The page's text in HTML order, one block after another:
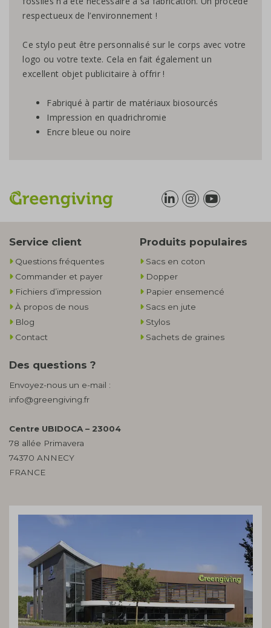
respectueux de l’environnement !
Ce stylo peut être personnalisé sur le corps avec votre
logo ou votre texte. Cela en fait également un
excellent objet publicitaire à offrir !
Fabriqué à partir de matériaux biosourcés
Impression en quadrichromie
Encre bleue ou noire
Service client
Questions fréquentes
Commander et payer
Fichiers d’impression
À propos de nous
Blog
Contact
Produits populaires
Sacs en coton
Dopper
Papier ensemencé
Sacs en jute
Stylos
Sachets de graines
Des questions ?
Envoyez-nous un e-mail :
info@greengiving.fr
Centre UBIDOCA – 23004
78 allée Primavera
74370 ANNECY
FRANCE